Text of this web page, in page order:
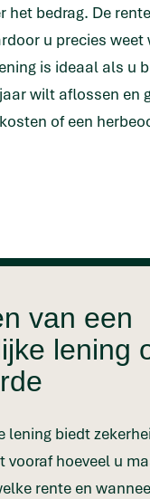
het bedrag. De
u precies weet
is ideaal als u
wilt aflossen en
of een
van een
lening
lening biedt
vooraf hoeveel u
rente en